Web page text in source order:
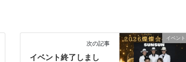
イベント
次の記事
イベント終了しまし